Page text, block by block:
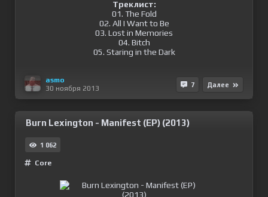
Треклист:
01. The Fold
02. All I Want to Be
03. Lost in Memories
04. Bitch
05. Staring in the Dark
asmo
30 ноября 2013
7 Далее
Burn Lexington - Manifest (EP) (2013)
1 062
Сore